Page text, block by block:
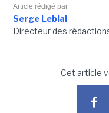
Article rédigé par
Serge Leblal
Directeur des
Cet article